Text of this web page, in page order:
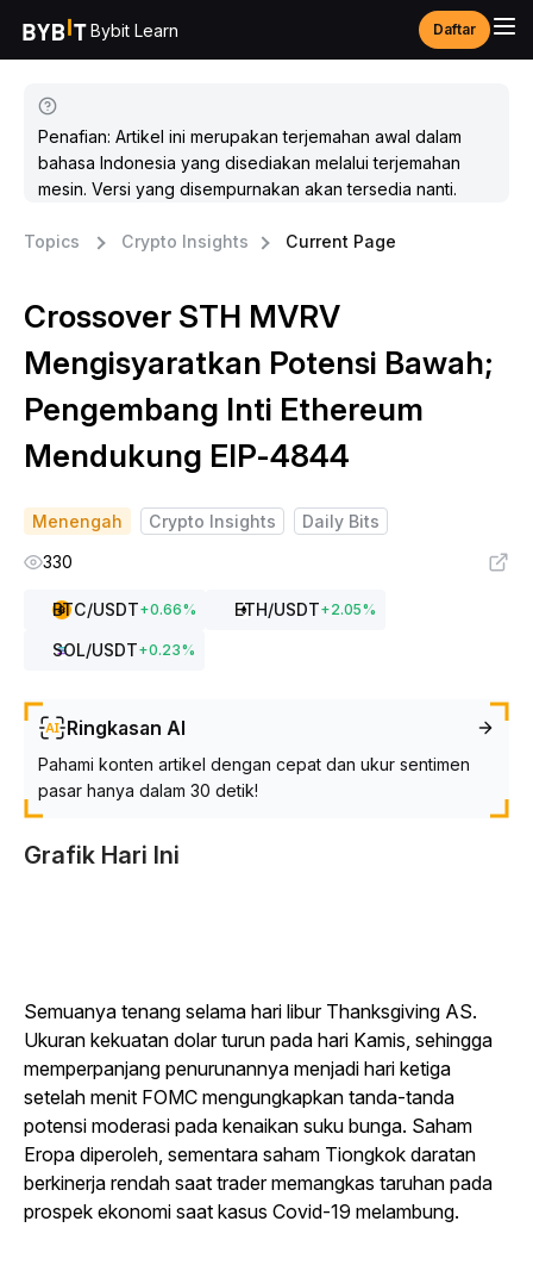
Bybit Learn Daftar
Penafian: Artikel ini merupakan terjemahan awal dalam
bahasa Indonesia yang disediakan melalui terjemahan
mesin. Versi yang disempurnakan akan tersedia nanti.
Topics Crypto Insights Current Page
Crossover STH MVRV
Mengisyaratkan Potensi Bawah;
Pengembang Inti Ethereum
Mendukung EIP-4844
Menengah Crypto Insights
Daily Bits
330
BTC/USDT+0.66% ETH/USDT+2.05%
SOL/USDT+0.23%
Ringkasan AI
Pahami konten artikel dengan cepat dan ukur sentimen
pasar hanya dalam 30 detik!
Grafik Hari Ini
Semuanya tenang selama hari libur Thanksgiving AS.
Ukuran kekuatan dolar turun pada hari Kamis, sehingga
memperpanjang penurunannya menjadi hari ketiga
setelah menit FOMC mengungkapkan tanda-tanda
potensi moderasi pada kenaikan suku bunga. Saham
Eropa diperoleh, sementara saham Tiongkok daratan
berkinerja rendah saat trader memangkas taruhan pada
prospek ekonomi saat kasus Covid-19 melambung.